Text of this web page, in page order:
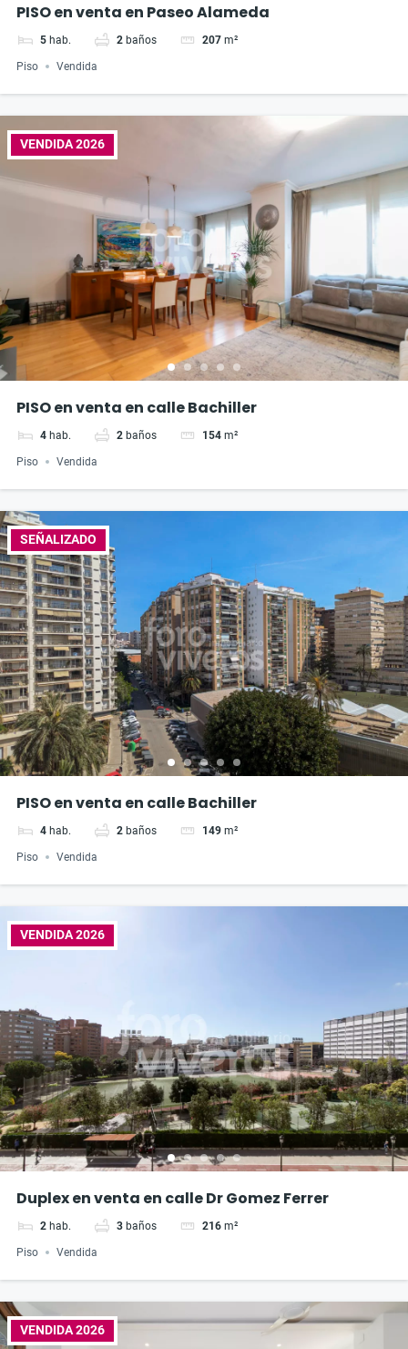
PISO en venta en Paseo Alameda
5 hab. 2 baños 207 m²
Piso Vendida
VENDIDA 2026
PISO en venta en calle Bachiller
4 hab. 2 baños 154 m²
Piso Vendida
SEÑALIZADO
PISO en venta en calle Bachiller
4 hab. 2 baños 149 m²
Piso Vendida
VENDIDA 2026
Duplex en venta en calle Dr Gomez Ferrer
2 hab. 3 baños 216 m²
Piso Vendida
VENDIDA 2026